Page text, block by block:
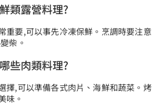
類露營料理?
重要,可以事先冷凍保鮮。烹調時要注意
柴。
些肉類料理?
擇,可以準備各式肉片、海鮮和蔬菜。烤
味。